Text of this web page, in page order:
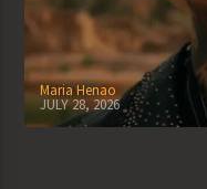
Maria Henao
JULY 28, 2026